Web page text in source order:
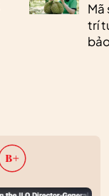
Mã
trí